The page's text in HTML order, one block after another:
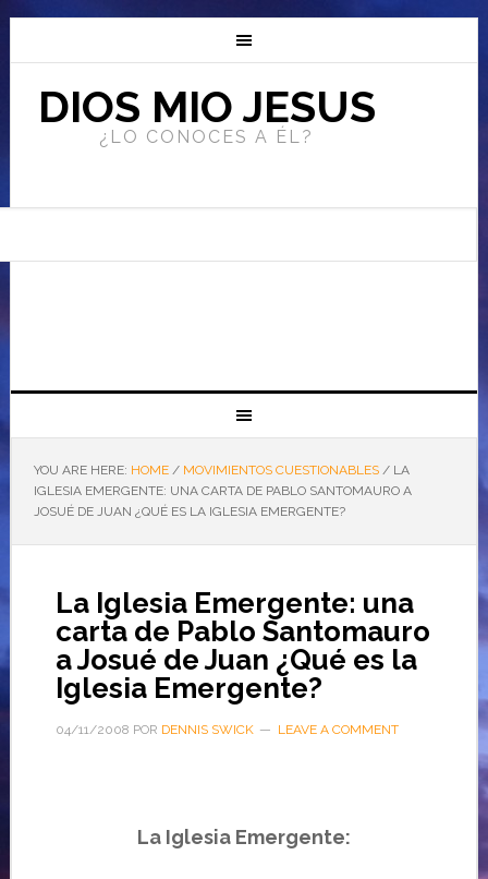
DIOS MIO JESUS
¿LO CONOCES A ÉL?
YOU ARE HERE: HOME / MOVIMIENTOS CUESTIONABLES /LA
IGLESIA EMERGENTE: UNA CARTA DE PABLO SANTOMAURO A
JOSUÉ DE JUAN ¿QUÉ ES LA IGLESIA EMERGENTE?
La Iglesia Emergente: una
carta de Pablo Santomauro
a Josué de Juan ¿Qué es la
Iglesia Emergente?
04/11/2008 POR DENNIS SWICK LEAVE A COMMENT
La Iglesia Emergente: